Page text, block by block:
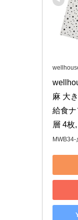
麻 大
給食ナ
層 4枚